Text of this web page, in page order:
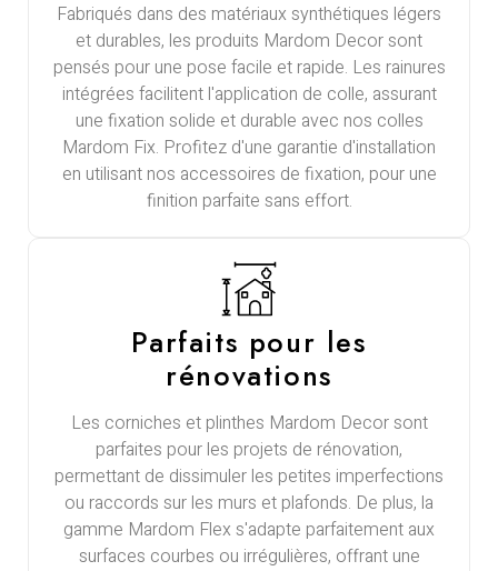
Fabriqués dans des matériaux synthétiques légers
et durables, les produits Mardom Decor sont
pensés pour une pose facile et rapide. Les rainures
intégrées facilitent l'application de colle, assurant
une fixation solide et durable avec nos colles
Mardom Fix. Profitez d'une garantie d'installation
en utilisant nos accessoires de fixation, pour une
finition parfaite sans effort.
Parfaits pour les
rénovations
Les corniches et plinthes Mardom Decor sont
parfaites pour les projets de rénovation,
permettant de dissimuler les petites imperfections
ou raccords sur les murs et plafonds. De plus, la
gamme Mardom Flex s'adapte parfaitement aux
surfaces courbes ou irrégulières, offrant une